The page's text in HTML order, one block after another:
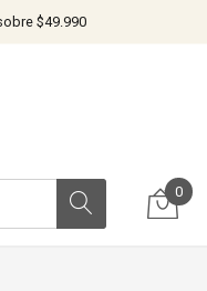
$49.990
0